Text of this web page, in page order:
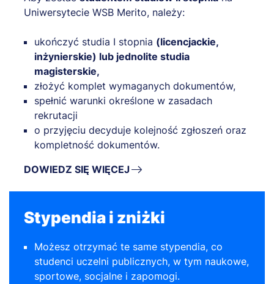
Uniwersytecie WSB Merito, należy:
ukończyć studia I stopnia (licencjackie,
inżynierskie) lub jednolite studia
magisterskie,
złożyć komplet wymaganych dokumentów,
spełnić warunki określone w zasadach
rekrutacji
o przyjęciu decyduje kolejność zgłoszeń oraz
kompletność dokumentów.
DOWIEDZ SIĘ WIĘCEJ
Stypendia i zniżki
Możesz otrzymać te same stypendia, co
studenci uczelni publicznych, w tym naukowe,
sportowe, socjalne i zapomogi.